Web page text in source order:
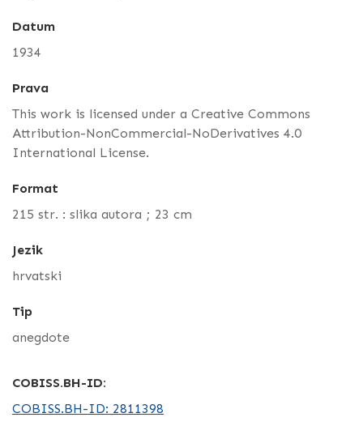
Datum
1934
Prava
This work is licensed under a Creative Commons
Attribution-NonCommercial-NoDerivatives 4.0
International License.
Format
215 str. : slika autora ; 23 cm
Jezik
hrvatski
Tip
anegdote
COBISS.BH-ID:
COBISS.BH-ID: 2811398